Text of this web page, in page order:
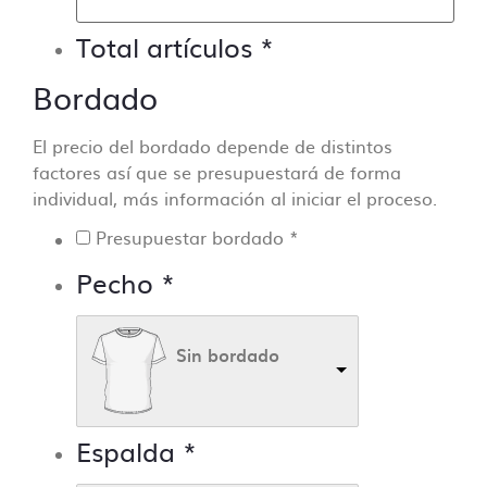
Total artículos *
Bordado
El precio del bordado depende de distintos
factores así que se presupuestará de forma
individual, más información al iniciar el proceso.
Presupuestar bordado *
Pecho *
Sin bordado
Espalda *